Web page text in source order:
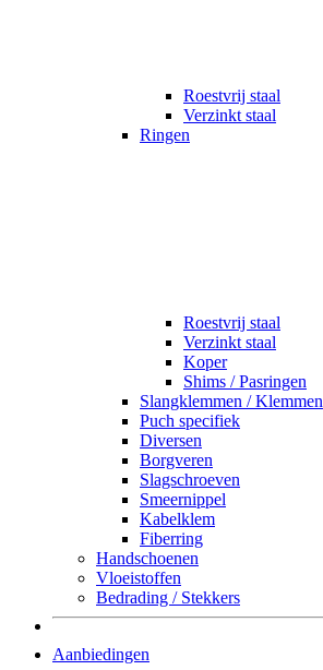
Roestvrij staal
Verzinkt staal
Ringen
Roestvrij staal
Verzinkt staal
Koper
Shims / Pasringen
Slangklemmen / Klemmen
Puch specifiek
Diversen
Borgveren
Slagschroeven
Smeernippel
Kabelklem
Fiberring
Handschoenen
Vloeistoffen
Bedrading / Stekkers
Aanbiedingen